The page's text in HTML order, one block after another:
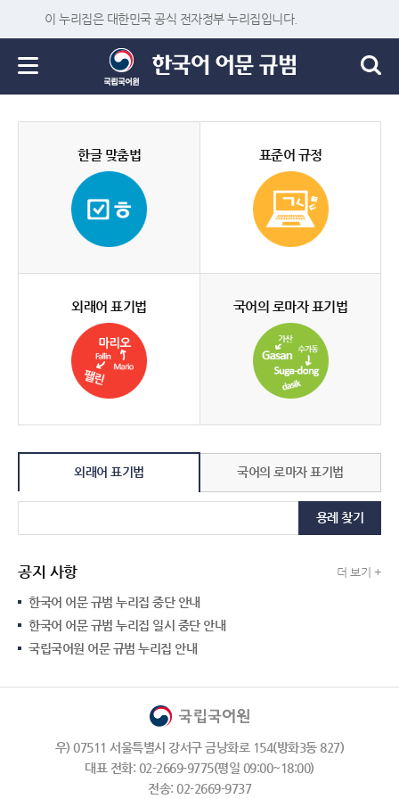
이 누리집은 대한민국 공식 전자정부 누리집입니다.
한글 맞춤법 표준어 규정
외래어 표기법 국어의 로마자 표기법
외래어 표기법 국어의 로마자 표기법
용례 찾기
공지 사항 더 보기 +
한국어 어문 규범 누리집 중단 안내
한국어 어문 규범 누리집 일시 중단 안내
국립국어원 어문 규범 누리집 안내
우) 07511 서울특별시 강서구 금낭화로 154(방화3동 827)
대표 전화: 02-2669-9775(평일 09:00~18:00)
전송: 02-2669-9737